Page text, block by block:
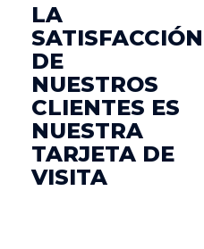
LA
SATISFACCIÓN
DE
NUESTROS
CLIENTES ES
NUESTRA
TARJETA DE
VISITA